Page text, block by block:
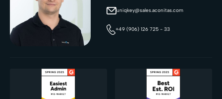
uniqkey@sales.aconitas.com
+49 (906) 126 725 - 33